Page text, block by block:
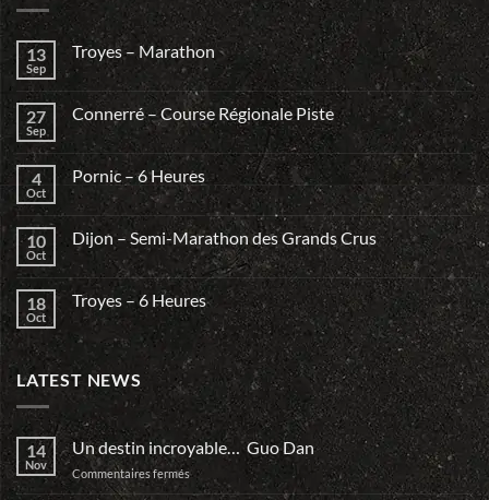
13
Sep
Troyes – Marathon
27
Sep
Connerré – Course Régionale Piste
4
Oct
Pornic – 6 Heures
10
Oct
Dijon – Semi-Marathon des Grands Crus
18
Oct
Troyes – 6 Heures
LATEST NEWS
14
Nov
Un destin incroyable… Guo Dan
Commentaires ferméssur
Un